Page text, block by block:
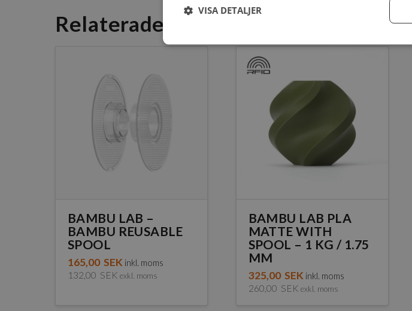
Relaterade Produkter
BAMBU LAB –
BAMBU REUSABLE
SPOOL
165,00 SEK inkl. moms
132,00 SEK exkl. moms
BAMBU LAB PLA
MATTE WITH
SPOOL – 1 KG / 1.75
MM
325,00 SEK inkl. moms
260,00 SEK exkl. moms
VISA DETALJER